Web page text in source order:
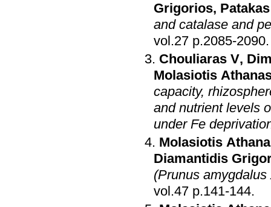
Grigorios,
and catalase and
vol.27 p.2085-2090.
Chouliaras V,
Molasiotis
capacity,
and nutrient levels
under Fe
Molasiotis
Diamantidis
(Prunus
vol.47 p.141-144.